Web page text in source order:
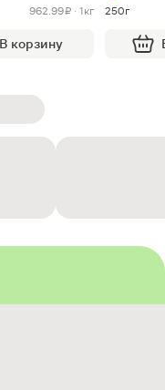
962.99 ₽ · 1кг
В корзину
250г